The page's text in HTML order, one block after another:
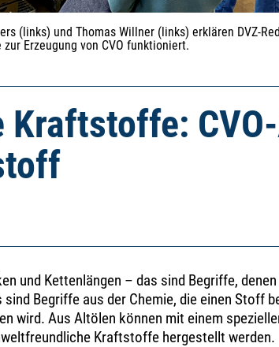
(links) und Thomas Willner (links) erklären DVZ-
Erzeugung von CVO funktioniert.
und Kettenlängen – das sind Begriffe,
Begriffe aus der Chemie, die einen Stoff
wird. Aus Altölen können mit einem
Kraftstoffe hergestellt werden.